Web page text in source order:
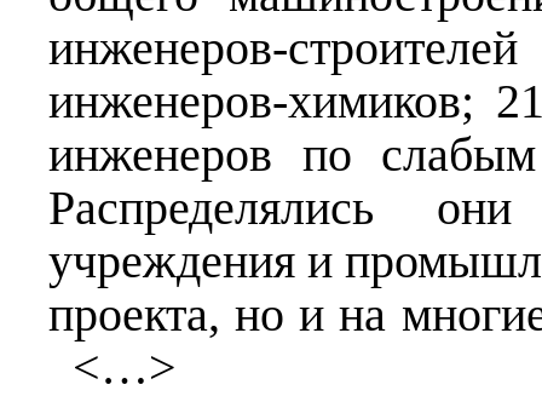
инженеров-
инженеров-химиков;
инженеров по
Распределялись
учреждения и
проекта, но и на
<…>